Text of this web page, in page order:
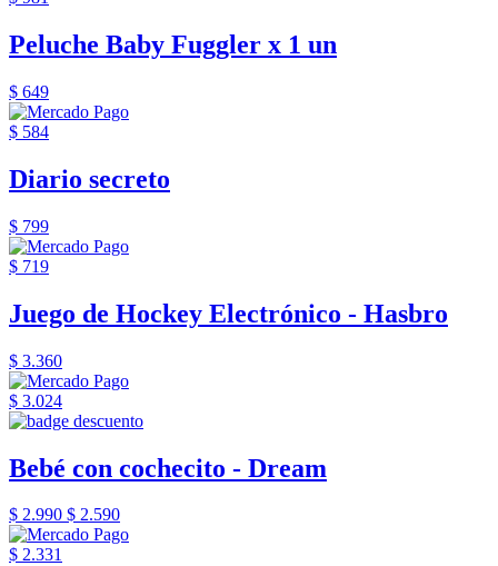
Peluche Baby Fuggler x 1 un
$ 649
$ 584
Diario secreto
$ 799
$ 719
Juego de Hockey Electrónico - Hasbro
$ 3.360
$ 3.024
Bebé con cochecito - Dream
$ 2.990 $ 2.590
$ 2.331